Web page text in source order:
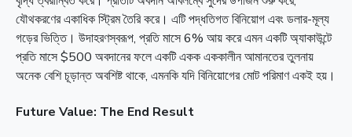
যৌথকরণের একাধিক স্ট্রিম তৈরি করে। এটি পদ্ধতিগত বিনিয়োগ এবং ডলার-মূল্য
গড়ের ভিত্তি। উদাহরণস্বরূপ, প্রতি মাসে 6% আয় করে এমন একটি অ্যাকাউন্টে
প্রতি মাসে $500 অবদানের ফলে একটি একক এককালীন আমানতের তুলনায়
অনেক বেশি চূড়ান্ত অবশিষ্ট থাকে, এমনকি যদি বিনিয়োগের মোট পরিমাণ একই হয়।
Future Value: The End Result